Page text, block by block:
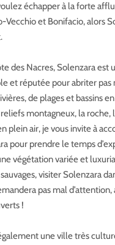
échapper à la forte
Vecchio et Bonifacio, alors
des Nacres, Solenzara est
et réputée pour abriter pas
de plages et bassins
montagneux, la roche,
plein air, je vous invite à
pour prendre le temps
végétation variée et
visiter Solenzara
pas mal d’attention,
!
une ville très